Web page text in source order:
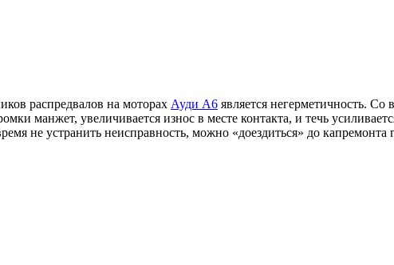
распредвалов на моторах Ауди А6 является негерметичность. Со
манжет, увеличивается износ в месте контакта, и течь
не устранить неисправность, можно «доездиться» до